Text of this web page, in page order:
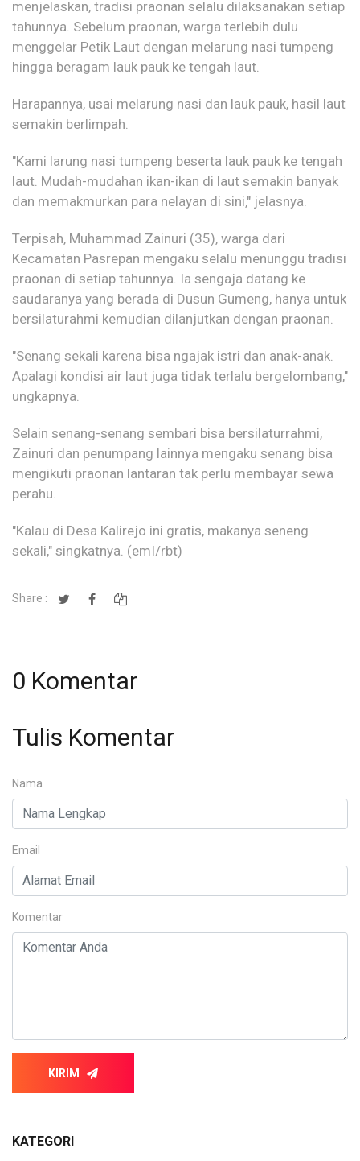
menjelaskan, tradisi praonan selalu dilaksanakan setiap
tahunnya. Sebelum praonan, warga terlebih dulu
menggelar Petik Laut dengan melarung nasi tumpeng
hingga beragam lauk pauk ke tengah laut.
Harapannya, usai melarung nasi dan lauk pauk, hasil laut
semakin berlimpah.
"Kami larung nasi tumpeng beserta lauk pauk ke tengah
laut. Mudah-mudahan ikan-ikan di laut semakin banyak
dan memakmurkan para nelayan di sini," jelasnya.
Terpisah, Muhammad Zainuri (35), warga dari
Kecamatan Pasrepan mengaku selalu menunggu tradisi
praonan di setiap tahunnya. Ia sengaja datang ke
saudaranya yang berada di Dusun Gumeng, hanya untuk
bersilaturahmi kemudian dilanjutkan dengan praonan.
"Senang sekali karena bisa ngajak istri dan anak-anak.
Apalagi kondisi air laut juga tidak terlalu bergelombang,"
ungkapnya.
Selain senang-senang sembari bisa bersilaturrahmi,
Zainuri dan penumpang lainnya mengaku senang bisa
mengikuti praonan lantaran tak perlu membayar sewa
perahu.
"Kalau di Desa Kalirejo ini gratis, makanya seneng
sekali," singkatnya. (emI/rbt)
Share :
0 Komentar
Tulis Komentar
Nama
Email
Komentar
KIRIM
KATEGORI